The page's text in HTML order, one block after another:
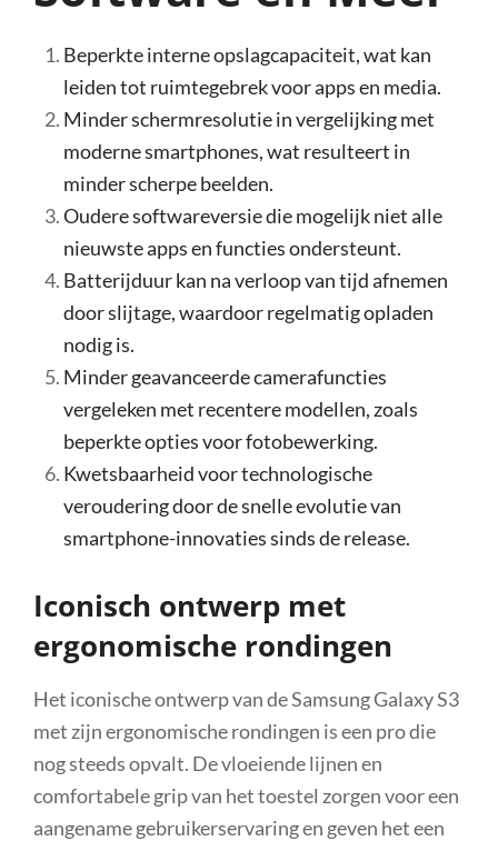
Beperkte interne opslagcapaciteit, wat kan
leiden tot ruimtegebrek voor apps en media.
Minder schermresolutie in vergelijking met
moderne smartphones, wat resulteert in
minder scherpe beelden.
Oudere softwareversie die mogelijk niet alle
nieuwste apps en functies ondersteunt.
Batterijduur kan na verloop van tijd afnemen
door slijtage, waardoor regelmatig opladen
nodig is.
Minder geavanceerde camerafuncties
vergeleken met recentere modellen, zoals
beperkte opties voor fotobewerking.
Kwetsbaarheid voor technologische
veroudering door de snelle evolutie van
smartphone-innovaties sinds de release.
Iconisch ontwerp met
ergonomische rondingen
Het iconische ontwerp van de Samsung Galaxy S3
met zijn ergonomische rondingen is een pro die
nog steeds opvalt. De vloeiende lijnen en
comfortabele grip van het toestel zorgen voor een
aangename gebruikerservaring en geven het een